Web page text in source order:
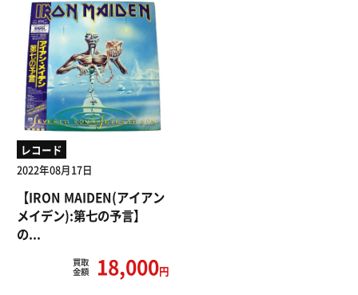
レコード
2022年08月17日
【IRON MAIDEN(アイアン
メイデン):第七の予言】
の...
買取
金額
18,000円